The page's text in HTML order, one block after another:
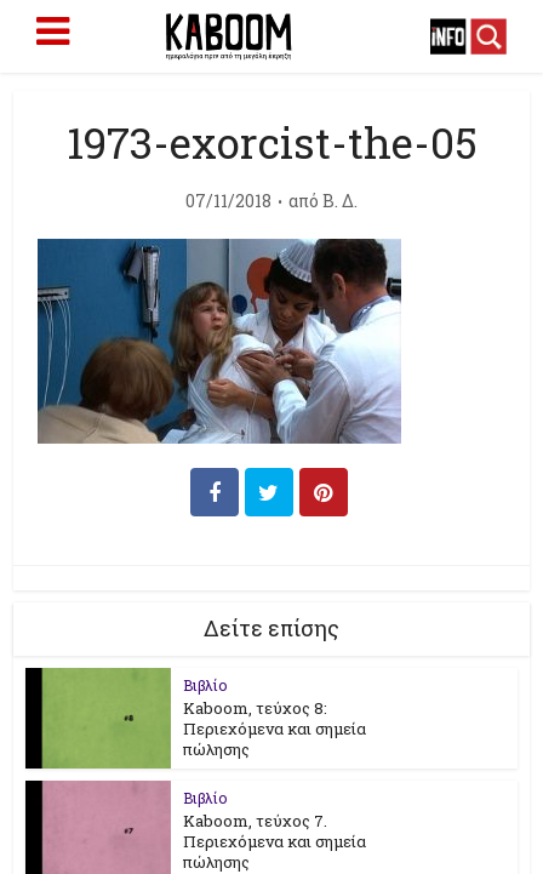
1973-exorcist-the-05
07/11/2018 από Β. Δ.
Δείτε επίσης
Βιβλίο
Kaboom, τεύχος 8:
Περιεχόμενα και σημεία
πώλησης
Βιβλίο
Kaboom, τεύχος 7.
Περιεχόμενα και σημεία
πώλησης